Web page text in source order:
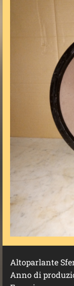
Altoparlante
Anno di